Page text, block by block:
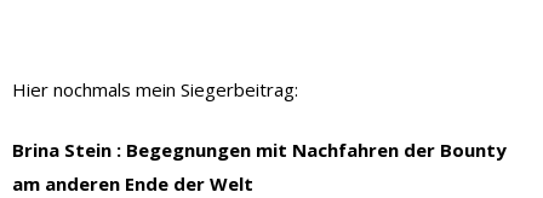
Hier nochmals mein Siegerbeitrag:
Brina Stein : Begegnungen mit Nachfahren der Bounty
am anderen Ende der Welt